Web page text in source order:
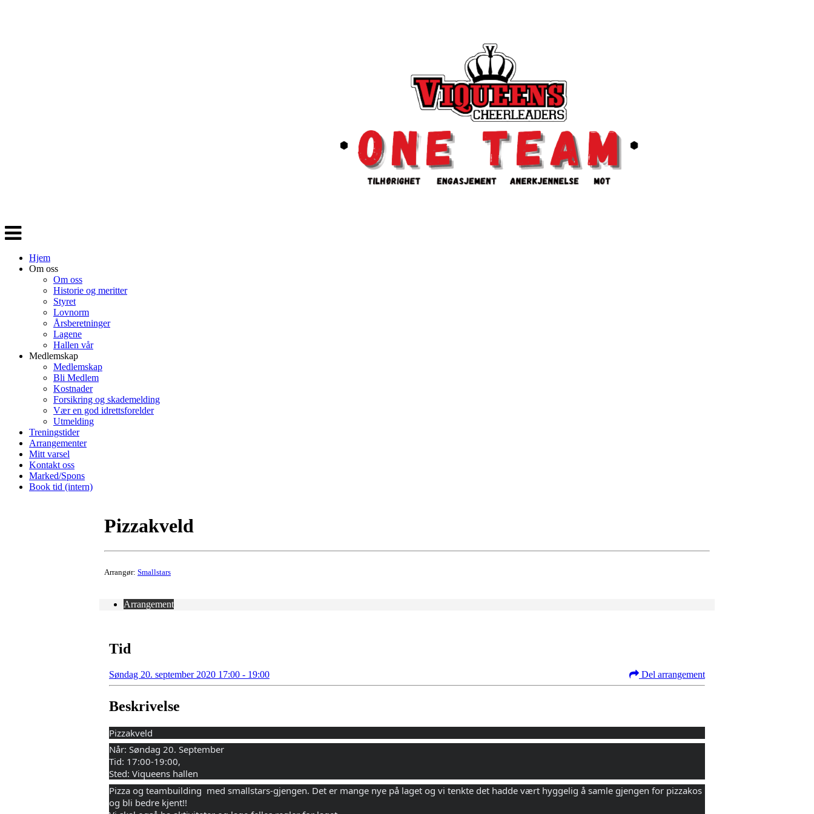
Veksle
navigasjon
Hjem
Om oss
Om oss
Historie og meritter
Styret
Lovnorm
Årsberetninger
Lagene
Hallen vår
Medlemskap
Medlemskap
Bli Medlem
Kostnader
Forsikring og skademelding
Vær en god idrettsforelder
Utmelding
Treningstider
Arrangementer
Mitt varsel
Kontakt oss
Marked/Spons
Book tid (intern)
Pizzakveld
Arrangør: Smallstars
Arrangement
Tid
Søndag 20. september 2020 17:00 - 19:00 Del arrangement
Beskrivelse
Pizzakveld
Når: Søndag 20. September
Tid: 17:00-19:00,
Sted: Viqueens hallen
Pizza og teambuilding  med smallstars-gjengen. Det er mange nye på laget og vi tenkte det hadde vært hyggelig å samle gjengen for pizzakos
og bli bedre kjent!!